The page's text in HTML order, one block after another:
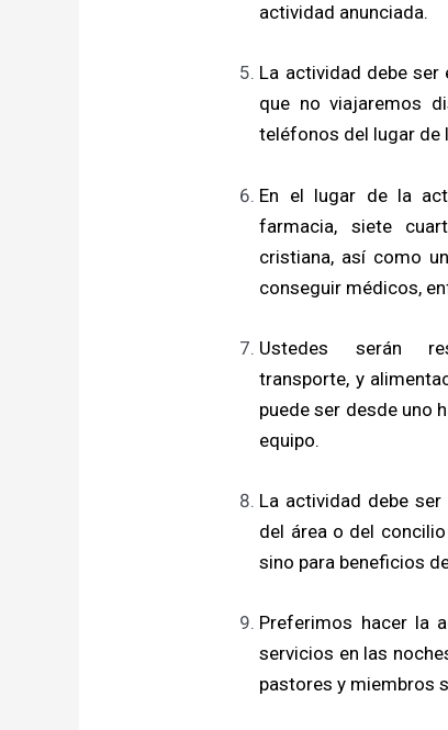
actividad anunciada.
La actividad debe ser
que no viajaremos
teléfonos del lugar de
En el lugar de la
farmacia, siete
cristiana, así como
conseguir médicos,
Ustedes serán
transporte, y
puede ser desde uno
equipo.
La actividad debe
del área o del
sino para beneficios
Preferimos hacer la
servicios en las
pastores y miembros